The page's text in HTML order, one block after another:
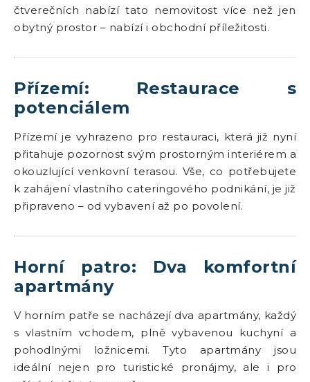
čtverečních nabízí tato nemovitost více než jen
obytný prostor – nabízí i obchodní příležitosti.
Přízemí: Restaurace s
potenciálem
Přízemí je vyhrazeno pro restauraci, která již nyní
přitahuje pozornost svým prostorným interiérem a
okouzlující venkovní terasou. Vše, co potřebujete
k zahájení vlastního cateringového podnikání, je již
připraveno – od vybavení až po povolení.
Horní patro: Dva komfortní
apartmány
V horním patře se nacházejí dva apartmány, každý
s vlastním vchodem, plně vybavenou kuchyní a
pohodlnými ložnicemi. Tyto apartmány jsou
ideální nejen pro turistické pronájmy, ale i pro